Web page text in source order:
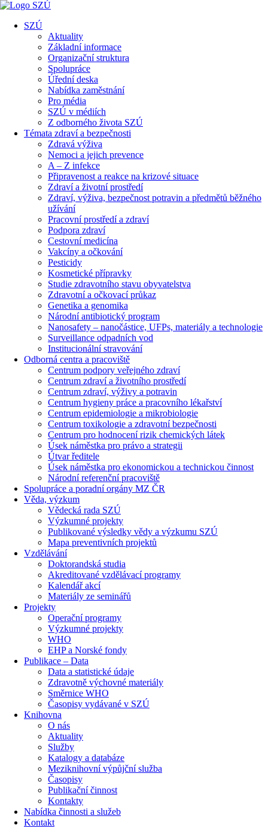
SZÚ
Aktuality
Základní informace
Organizační struktura
Spolupráce
Úřední deska
Nabídka zaměstnání
Pro média
SZÚ v médiích
Z odborného života SZÚ
Témata zdraví a bezpečnosti
Zdravá výživa
Nemoci a jejich prevence
A – Z infekce
Připravenost a reakce na krizové situace
Zdraví a životní prostředí
Zdraví, výživa, bezpečnost potravin a předmětů běžného
užívání
Pracovní prostředí a zdraví
Podpora zdraví
Cestovní medicína
Vakcíny a očkování
Pesticidy
Kosmetické přípravky
Studie zdravotního stavu obyvatelstva
Zdravotní a očkovací průkaz
Genetika a genomika
Národní antibiotický program
Nanosafety – nanočástice, UFPs, materiály a technologie
Surveillance odpadních vod
Institucionální stravování
Odborná centra a pracoviště
Centrum podpory veřejného zdraví
Centrum zdraví a životního prostředí
Centrum zdraví, výživy a potravin
Centrum hygieny práce a pracovního lékařství
Centrum epidemiologie a mikrobiologie
Centrum toxikologie a zdravotní bezpečnosti
Centrum pro hodnocení rizik chemických látek
Úsek náměstka pro právo a strategii
Útvar ředitele
Úsek náměstka pro ekonomickou a technickou činnost
Národní referenční pracoviště
Spolupráce a poradní orgány MZ ČR
Věda, výzkum
Vědecká rada SZÚ
Výzkumné projekty
Publikované výsledky vědy a výzkumu SZÚ
Mapa preventivních projektů
Vzdělávání
Doktorandská studia
Akreditované vzdělávací programy
Kalendář akcí
Materiály ze seminářů
Projekty
Operační programy
Výzkumné projekty
WHO
EHP a Norské fondy
Publikace – Data
Data a statistické údaje
Zdravotně výchovné materiály
Směrnice WHO
Časopisy vydávané v SZÚ
Knihovna
O nás
Aktuality
Služby
Katalogy a databáze
Meziknihovní výpůjční služba
Časopisy
Publikační činnost
Kontakty
Nabídka činnosti a služeb
Kontakt